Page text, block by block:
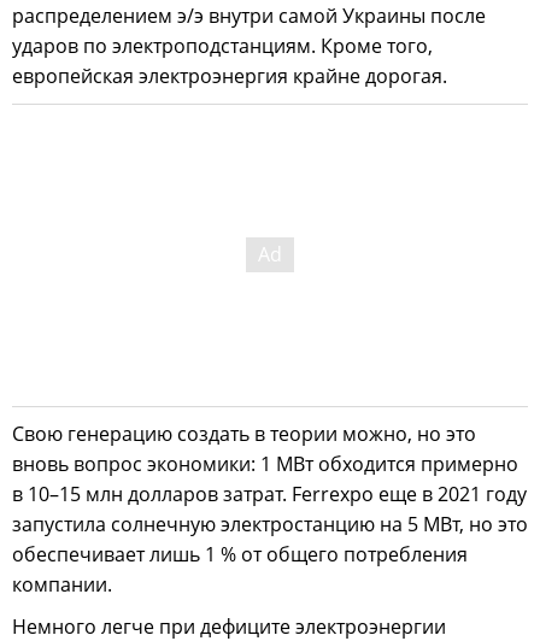
распределением э/э внутри самой Украины после
ударов по электроподстанциям. Кроме того,
европейская электроэнергия крайне дорогая.
Свою генерацию создать в теории можно, но это
вновь вопрос экономики: 1 МВт обходится примерно
в 10–15 млн долларов затрат. Ferrexpo еще в 2021 году
запустила солнечную электростанцию на 5 МВт, но это
обеспечивает лишь 1 % от общего потребления
компании.
Немного легче при дефиците электроэнергии